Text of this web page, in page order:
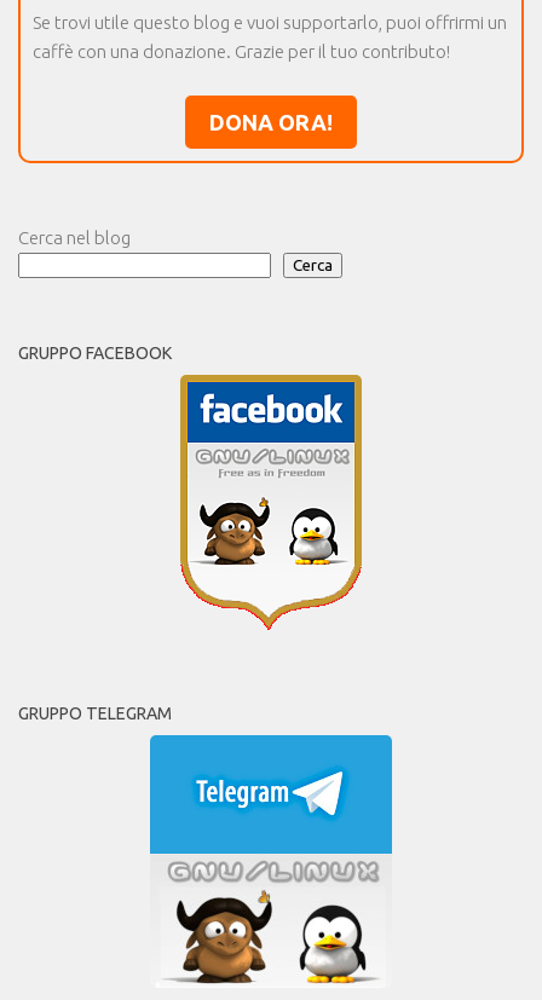
Se trovi utile questo blog e vuoi supportarlo, puoi offrirmi un
caffè con una donazione. Grazie per il tuo contributo!
DONA ORA!
Cerca nel blog
Cerca
GRUPPO FACEBOOK
GRUPPO TELEGRAM